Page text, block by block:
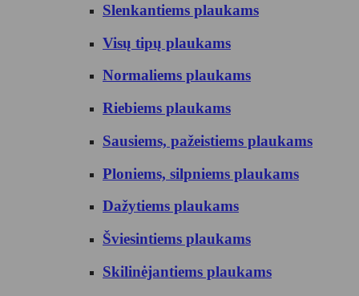
Slenkantiems plaukams
Visų tipų plaukams
Normaliems plaukams
Riebiems plaukams
Sausiems, pažeistiems plaukams
Ploniems, silpniems plaukams
Dažytiems plaukams
Šviesintiems plaukams
Skilinėjantiems plaukams